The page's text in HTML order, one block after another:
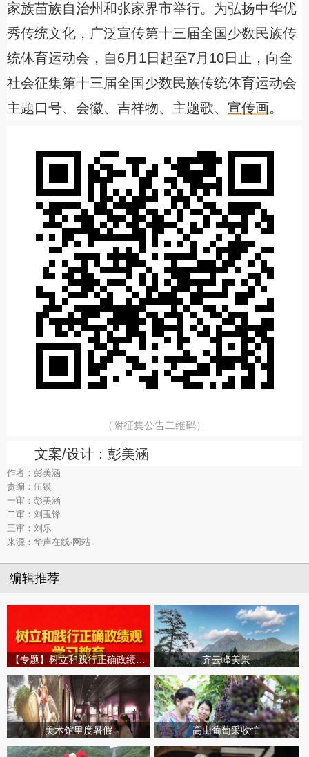
家族苗族自治州和张家界市举行。为弘扬中华优
秀传统文化 ， 广泛宣传第十三届全国少数民族传
统体育运动会 ，自6月1日起至7月10日止 ， 向全
社会征集第十三届全国少数民族传统体育运动会
主题口号、会徽、吉祥物、主题歌、 宣传画。
（附征集公告二维码）​
文案/设计：彭美涵
作者：彭美涵
责编：伍镆
一审：彭美涵
二审：刘玉锋
三审：刘乐
来源：华声在线·网站
编辑推荐
【专题】树立和践行正确政绩观学习教育 齐云峰美景
美术馆里度暑假 高山葡萄采收忙